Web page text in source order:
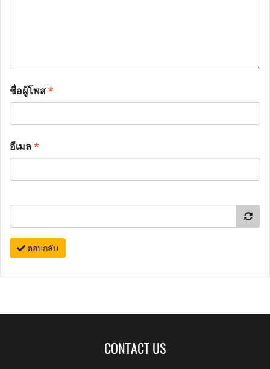
ชื่อผู้โพส*
อีเมล*
ตอบกลับ
CONTACT US